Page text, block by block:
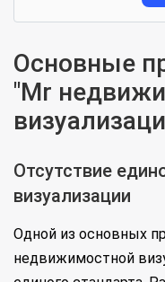
Основные
"Mr
Отсутствие
визуализации
Одной из основных
недвижимостной